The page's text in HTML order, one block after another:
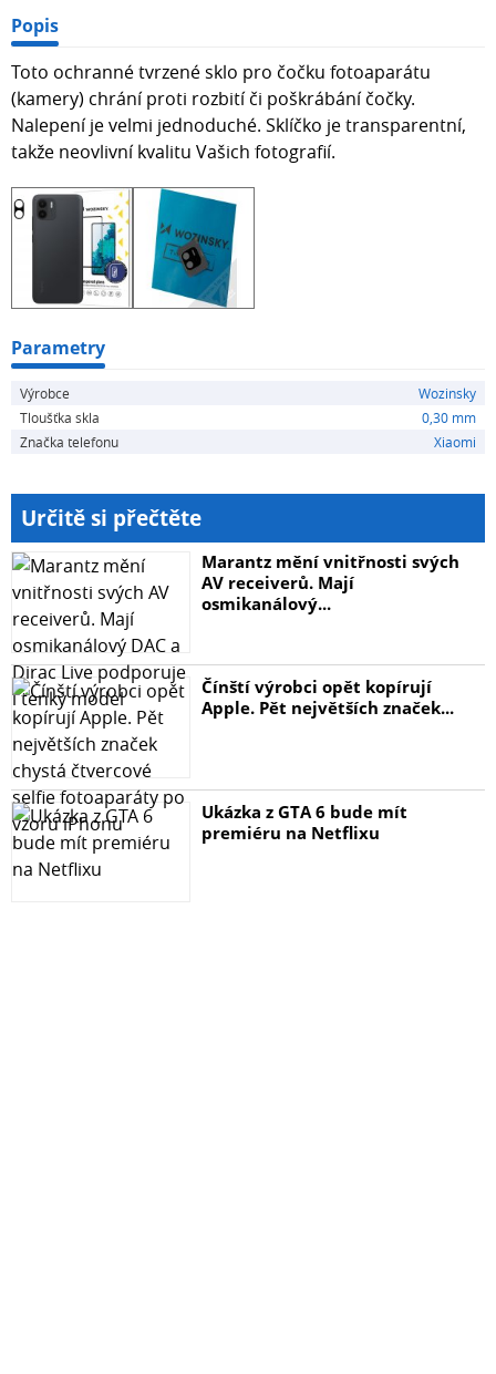
Popis
Toto ochranné tvrzené sklo pro čočku fotoaparátu
(kamery) chrání proti rozbití či poškrábání čočky.
Nalepení je velmi jednoduché. Sklíčko je transparentní,
takže neovlivní kvalitu Vašich fotografií.
Parametry
Výrobce
Wozinsky
Tloušťka skla
0,30 mm
Značka telefonu
Xiaomi
Určitě si přečtěte
Marantz mění vnitřnosti svých
AV receiverů. Mají
osmikanálový...
Čínští výrobci opět kopírují
Apple. Pět největších značek...
Ukázka z GTA 6 bude mít
premiéru na Netflixu